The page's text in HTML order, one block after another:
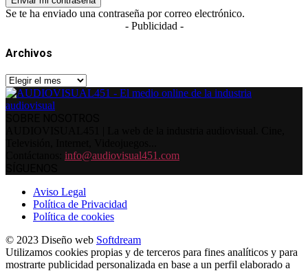
Se te ha enviado una contraseña por correo electrónico.
- Publicidad -
Archivos
Archivos
info@audiovisual451.com
Aviso Legal
Política de Privacidad
Política de cookies
© 2023 Diseño web Softdream
Utilizamos cookies propias y de terceros para fines analíticos y para
mostrarte publicidad personalizada en base a un perfil elaborado a